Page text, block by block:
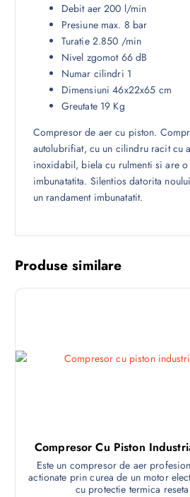
Debit aer 200 l/min
Presiune max. 8 bar
Turatie 2.850 /min
Nivel zgomot 66 dB
Numar cilindri 1
Dimensiuni 46x22x65 cm
Greutate 19 Kg
Compresor de aer cu piston.
autolubrifiat, cu un cilindru racit cu
inoxidabil, biela cu rulmenti si are
imbunatatita. Silentios datorita
un randament imbunatatit.
Produse similare
Compresor Cu Piston
Este un compresor de aer
actionate prin curea de un motor
cu protectie termica